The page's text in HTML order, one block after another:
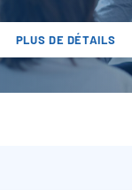
PLUS DE DÉTAILS